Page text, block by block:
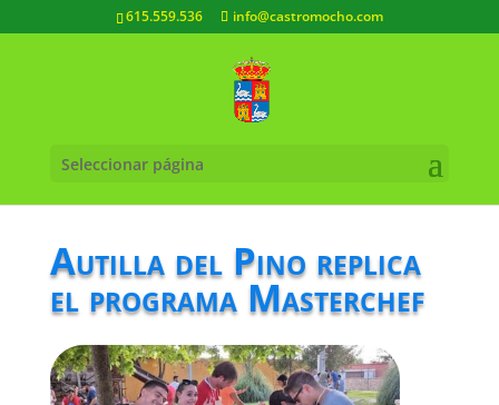
615.559.536 info@castromocho.com
Seleccionar página
Autilla del Pino replica
el programa Masterchef